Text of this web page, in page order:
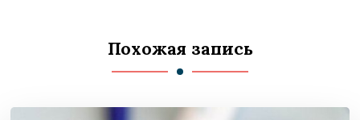
Похожая запись